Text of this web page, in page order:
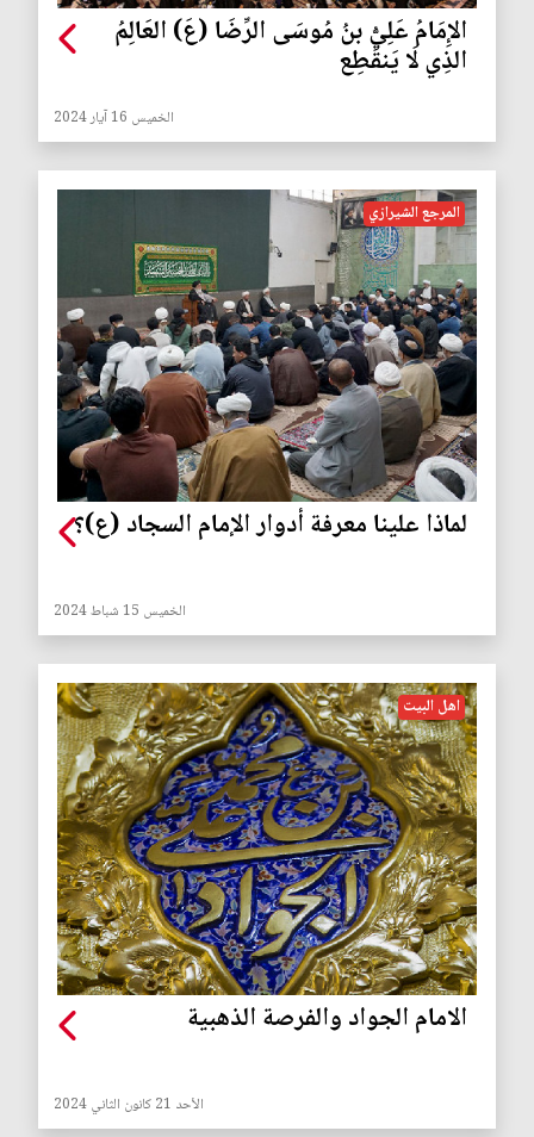
الإِمَامُ عَلِيُّ بنُ مُوسَى الرِّضَا (عَ) العَالِمُ
الذِي لَا يَنقَطِع
الخميس 16 آيار 2024
المرجع الشيرازي
لماذا علينا معرفة أدوار الإمام السجاد (ع)؟
الخميس 15 شباط 2024
اهل البيت
الامام الجواد والفرصة الذهبية
الأحد 21 كانون الثاني 2024